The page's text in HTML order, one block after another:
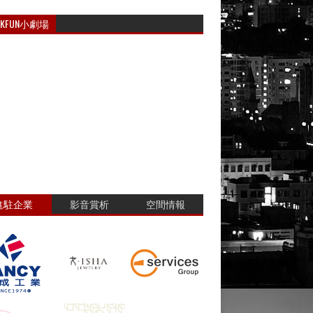
小劇場
駐企業 影音賞析 空間情報